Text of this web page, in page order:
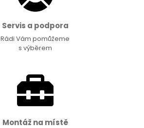
Servis a podpora
Rádi Vám pomůžeme
s výběrem
Montáž na místě